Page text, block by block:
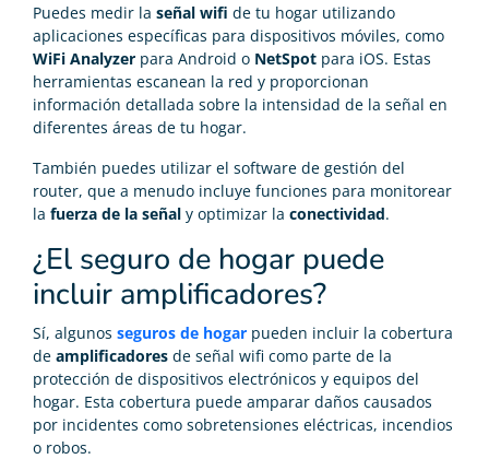
Puedes medir la señal wifi de tu hogar utilizando
aplicaciones específicas para dispositivos móviles, como
WiFi Analyzer para Android o NetSpot para iOS. Estas
herramientas escanean la red y proporcionan
información detallada sobre la intensidad de la señal en
diferentes áreas de tu hogar.
También puedes utilizar el software de gestión del
router, que a menudo incluye funciones para monitorear
la fuerza de la señal y optimizar la conectividad.
¿El seguro de hogar puede
incluir amplificadores?
Sí, algunos seguros de hogar pueden incluir la cobertura
de amplificadores de señal wifi como parte de la
protección de dispositivos electrónicos y equipos del
hogar. Esta cobertura puede amparar daños causados
por incidentes como sobretensiones eléctricas, incendios
o robos.